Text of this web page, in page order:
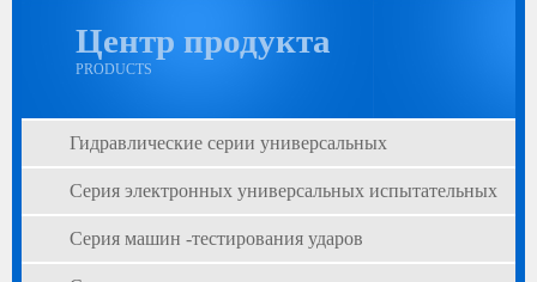
Центр продукта
PRODUCTS
Гидравлические серии универсальных
испытательных машин
Серия электронных универсальных испытательных
машин
Серия машин -тестирования ударов